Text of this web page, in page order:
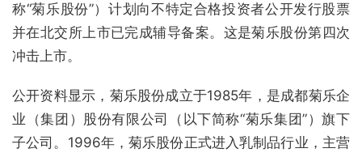
称“菊乐股份”）计划向不特定合格投资者公开发行股票
并在北交所上市已完成辅导备案。这是菊乐股份第四次
冲击上市。
公开资料显示，菊乐股份成立于1985年，是成都菊乐企
业（集团）股份有限公司（以下简称“菊乐集团”）旗下
子公司。1996年，菊乐股份正式进入乳制品行业，主营